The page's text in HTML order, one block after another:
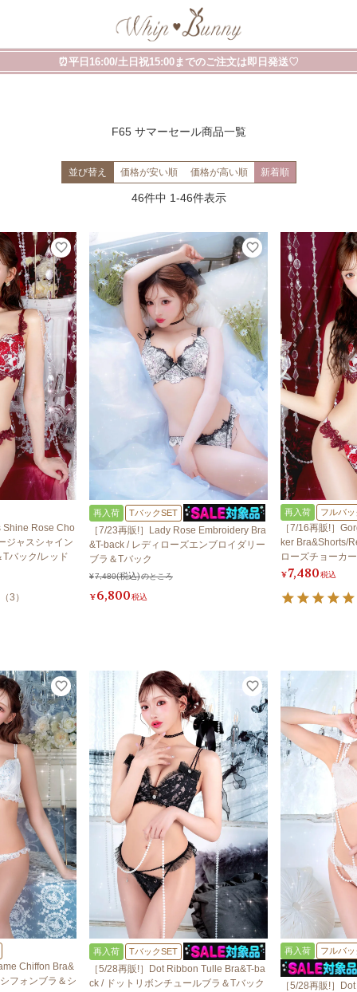
⏰平日16:00/土日祝15:00までのご注文は即日発送♡
F65 サマーセール商品一覧
並び替え 価格が安い順 価格が高い順 新着順
46件中 1-46件表示
Shine Rose Cho
ジャスシャイン
バック/レッド
（3 ）
再入荷 TバックSET
［7/23再販!］Lady Rose Embroidery Bra
&T-back / レディローズエンブロイダリー
ブラ＆Tバック
¥7,480 のところ
¥6,800税込
再入荷 フルバ
［7/16再販!］
ker Bra&Shorts/
ローズチョーカ
¥7,480税込
Chiffon Bra&
フォンブラ＆シ
再入荷 TバックSET
［5/28再販!］Dot Ribbon Tulle Bra&T-ba
ck / ドットリボンチュールブラ＆Tバック
再入荷 フルバ
［5/28再販!］